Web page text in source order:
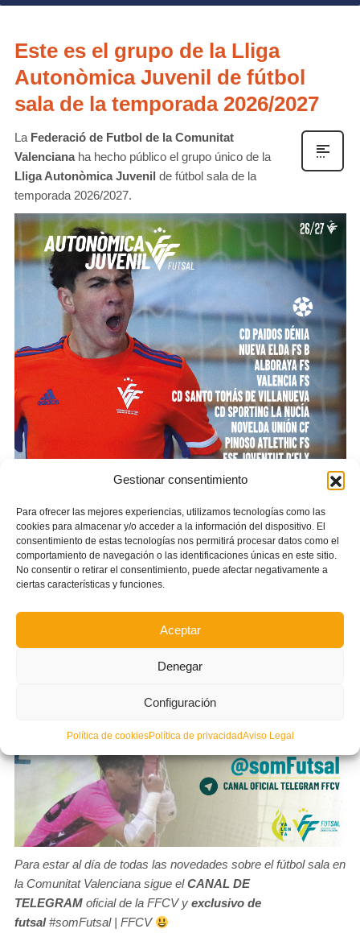
Gestionar consentimiento
Para ofrecer las mejores experiencias, utilizamos tecnologías como las
cookies para almacenar y/o acceder a la información del dispositivo. El
consentimiento de estas tecnologías nos permitirá procesar datos como el
comportamiento de navegación o las identificaciones únicas en este sitio.
No consentir o retirar el consentimiento, puede afectar negativamente a
ciertas características y funciones.
Aceptar
Denegar
Configuración
Política de cookiesPolítica de privacidadAviso Legal
Este es el grupo de la Lliga
Autonòmica Juvenil de fútbol
sala de la temporada 2026/2027
LaFederació de Futbol de la Comunitat
Valencianaha hecho público el grupo único de la
Lliga Autonòmica Juvenil de fútbol sala de la
temporada 2026/2027.
Canal Telegram exclusivo
Para estar al día de todas las novedades sobre el fútbol sala en
la Comunitat Valenciana sigue elCANAL DE
TELEGRAM oficial de la FFCV y exclusivo de
futsal#somFutsal | FFCV